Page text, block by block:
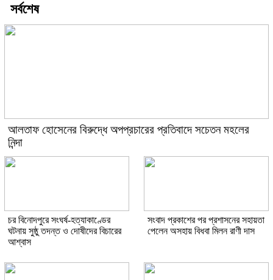
সর্বশেষ
আলতাফ হোসেনের বিরুদ্ধে অপপ্রচারের প্রতিবাদে সচেতন মহলের
নিন্দা
চর বিনোদপুরে সংঘর্ষ-হত্যাকাণ্ডের
ঘটনায় সুষ্ঠু তদন্ত ও দোষীদের বিচারের
আশ্বাস
সংবাদ প্রকাশের পর প্রশাসনের সহায়তা
পেলেন অসহায় বিধবা মিলন রাণী দাস